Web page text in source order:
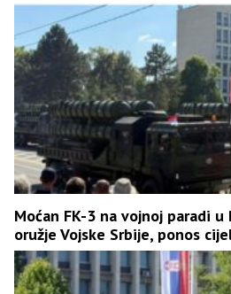
Moćan FK-3 na vojnoj paradi
oružje Vojske Srbije, ponos